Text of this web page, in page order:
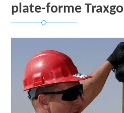
plate-forme Traxgo